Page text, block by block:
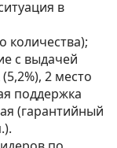
в
количества);
с выдачей
2 место
поддержка
(гарантийный